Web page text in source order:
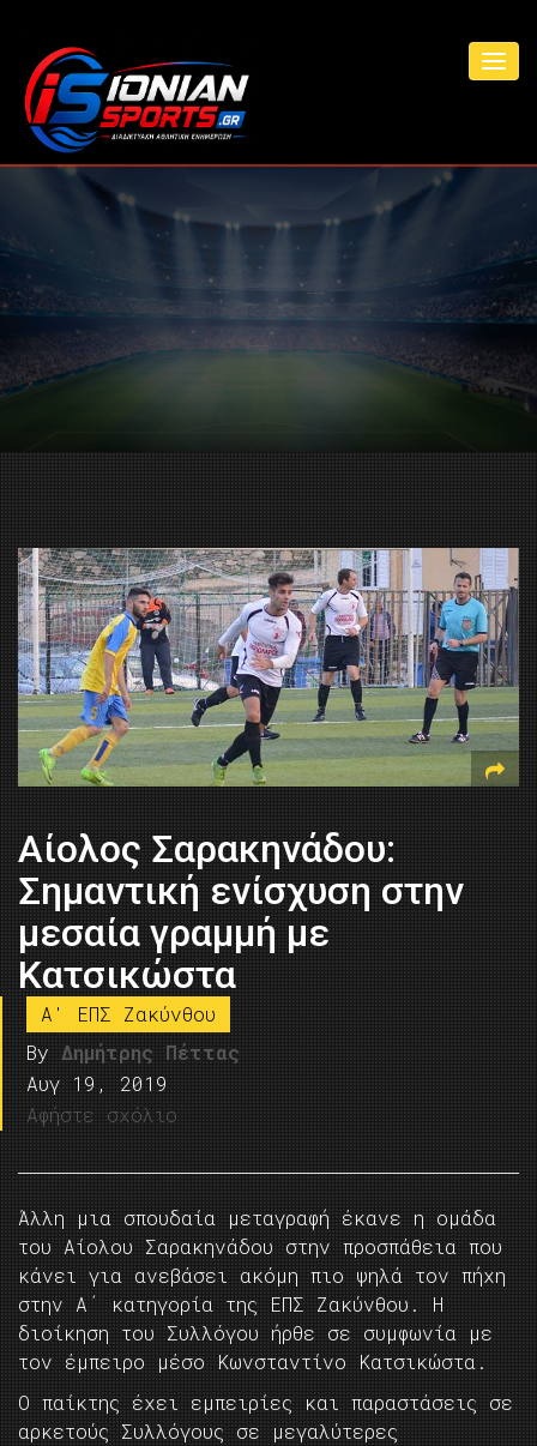
Αίολος Σαρακηνάδου:
Σημαντική ενίσχυση στην
μεσαία γραμμή με
Κατσικώστα
A' ΕΠΣ Ζακύνθου
By Δημήτρης Πέττας
Αυγ 19, 2019
Αφήστε σχόλιο
Άλλη μια σπουδαία μεταγραφή έκανε η ομάδα
του Αίολου Σαρακηνάδου στην προσπάθεια που
κάνει για ανεβάσει ακόμη πιο ψηλά τον πήχη
στην Α΄ κατηγορία της ΕΠΣ Ζακύνθου. Η
διοίκηση του Συλλόγου ήρθε σε συμφωνία με
τον έμπειρο μέσο Κωνσταντίνο Κατσικώστα.
Ο παίκτης έχει εμπειρίες και παραστάσεις σε
αρκετούς Συλλόγους σε μεγαλύτερες